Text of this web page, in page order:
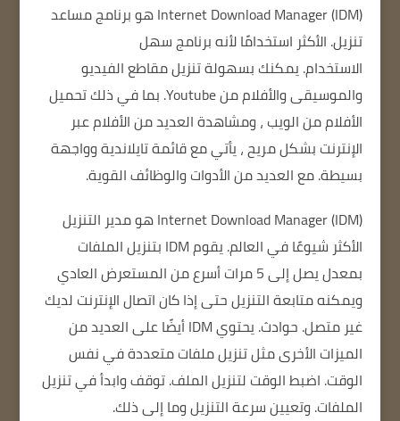
Internet Download Manager (IDM)هو برنامج مساعد
تنزيل. الأكثر استخدامًالأنه برنامج سهل
الاستخدام.يمكنك بسهولة تنزيل مقاطع الفيديو
والموسيقى والأفلام من Youtube.
بما في ذلك تحميل
الأفلام من الويب ، ومشاهدة العديد من الأفلام عبر
الإنترنت بشكل مريح ، يأتي مع قائمة تايلاندية وواجهة
بسيطة.مع العديد من الأدوات والوظائف القوية.
Internet Download Manager (IDM) هو مدير التنزيل
الأكثر شيوعًا في العالم.
يقوم IDM بتنزيل الملفات
بمعدل يصل إلى 5 مرات أسرع من المستعرض العادي
ويمكنه متابعة التنزيل حتى إذا كان اتصال الإنترنت لديك
غير متصل. حوادث.
يحتوي IDM أيضًا على العديد من
الميزات الأخرى مثل تنزيل ملفات متعددة في نفس
الوقت. اضبط الوقت لتنزيل الملف.توقف وابدأ في تنزيل
الملفات. وتعيين سرعة التنزيل وما إلى ذلك.